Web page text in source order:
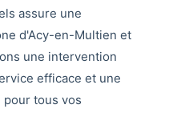
assure une
d'Acy-en-Multien et
une intervention
efficace et une
tous vos